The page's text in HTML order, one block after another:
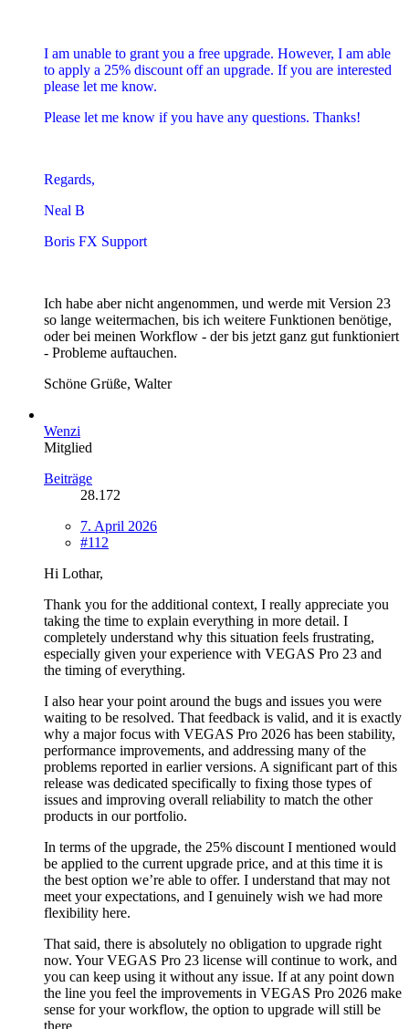
I am unable to grant you a free upgrade. However, I am able
to apply a 25% discount off an upgrade. If you are interested
please let me know.
Please let me know if you have any questions. Thanks!
Regards,
Neal B
Boris FX Support
Ich habe aber nicht angenommen, und werde mit Version 23
so lange weitermachen, bis ich weitere Funktionen benötige,
oder bei meinen Workflow - der bis jetzt ganz gut funktioniert
- Probleme auftauchen.
Schöne Grüße, Walter
Wenzi
Mitglied
Beiträge
28.172
7. April 2026
#112
Hi Lothar,
Thank you for the additional context, I really appreciate you
taking the time to explain everything in more detail. I
completely understand why this situation feels frustrating,
especially given your experience with VEGAS Pro 23 and
the timing of everything.
I also hear your point around the bugs and issues you were
waiting to be resolved. That feedback is valid, and it is exactly
why a major focus with VEGAS Pro 2026 has been stability,
performance improvements, and addressing many of the
problems reported in earlier versions. A significant part of this
release was dedicated specifically to fixing those types of
issues and improving overall reliability to match the other
products in our portfolio.
In terms of the upgrade, the 25% discount I mentioned would
be applied to the current upgrade price, and at this time it is
the best option we’re able to offer. I understand that may not
meet your expectations, and I genuinely wish we had more
flexibility here.
That said, there is absolutely no obligation to upgrade right
now. Your VEGAS Pro 23 license will continue to work, and
you can keep using it without any issue. If at any point down
the line you feel the improvements in VEGAS Pro 2026 make
sense for your workflow, the option to upgrade will still be
there.